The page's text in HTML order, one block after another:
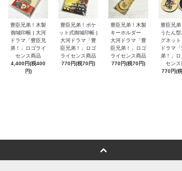
豊臣兄弟！木製
御城印帳 | 大河
ドラマ「豊臣兄
弟！」ロゴライ
センス商品
4,400円(税400
円)
豊臣兄弟！ポケ
ット式御城印帳 |
大河ドラマ「豊
臣兄弟！」ロゴ
ライセンス商品
770円(税70円)
豊臣兄弟！木製
キーホルダー
大河ドラマ「豊
臣兄弟！」ロゴ
ライセンス商品
770円(税70円)
豊臣兄弟
うたん
グネッ
ドラマ
弟！」ロ
センス
770円(